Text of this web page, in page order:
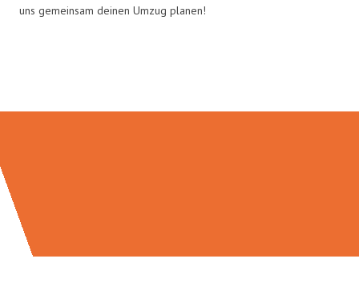
uns gemeinsam deinen Umzug planen!